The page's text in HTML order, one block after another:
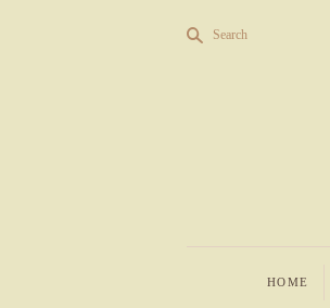
s Search
HOME